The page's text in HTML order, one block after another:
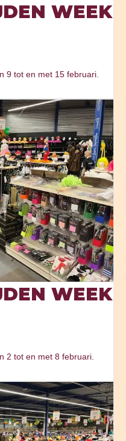
WEEK
9 tot en met 15 februari.
WEEK
2 tot en met 8 februari.